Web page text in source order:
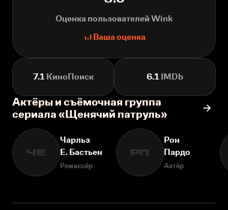
Оценка пользователей Wink
Ваша оценка
7.1КиноПоиск 6.1 IMDb
Актёры и съёмочная группа
сериала «Щенячий патруль»
ЧЕ
Чарльз
Е. Бастьен
Режиссёр
РП
Рон
Пардо
Актёр